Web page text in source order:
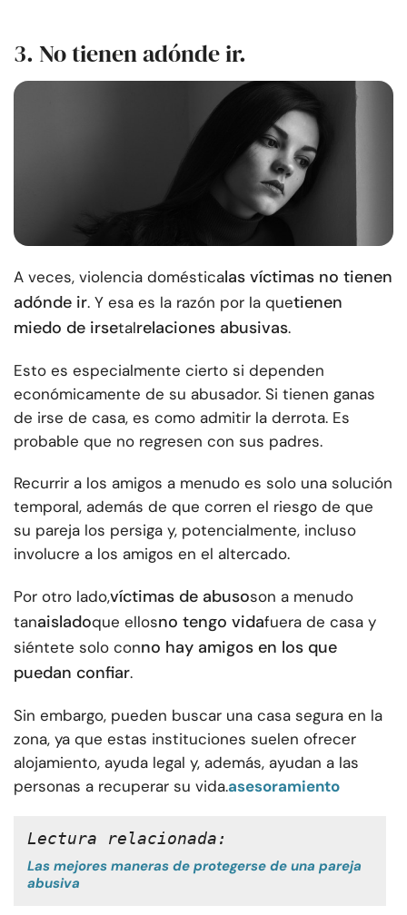
3. No tienen adónde ir.
A veces, violencia domésticalas víctimas no tienen
adónde ir. Y esa es la razón por la quetienen
miedo de irsetalrelaciones abusivas.
Esto es especialmente cierto si dependen
económicamente de su abusador. Si tienen ganas
de irse de casa, es como admitir la derrota. Es
probable que no regresen con sus padres.
Recurrir a los amigos a menudo es solo una solución
temporal, además de que corren el riesgo de que
su pareja los persiga y, potencialmente, incluso
involucre a los amigos en el altercado.
Por otro lado,víctimas de abusoson a menudo
tanaisladoque ellosno tengo vidafuera de casa y
siéntete solo conno hay amigos en los que
puedan confiar.
Sin embargo, pueden buscar una casa segura en la
zona, ya que estas instituciones suelen ofrecer
alojamiento, ayuda legal y, además, ayudan a las
personas a recuperar su vida.asesoramiento
Lectura relacionada:
Las mejores maneras de protegerse de una pareja
abusiva